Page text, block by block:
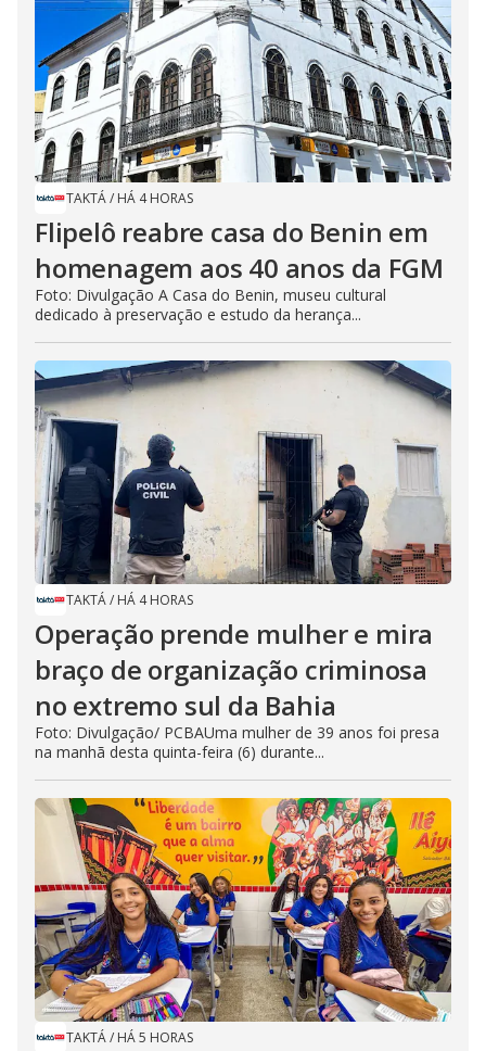
TAKTÁ/ HÁ 4 HORAS
Flipelô reabre casa do Benin em
homenagem aos 40 anos da FGM
Foto: Divulgação A Casa do Benin, museu cultural
dedicado à preservação e estudo da herança...
TAKTÁ/ HÁ 4 HORAS
Operação prende mulher e mira
braço de organização criminosa
no extremo sul da Bahia
Foto: Divulgação/ PCBAUma mulher de 39 anos foi presa
na manhã desta quinta-feira (6) durante...
TAKTÁ/ HÁ 5 HORAS